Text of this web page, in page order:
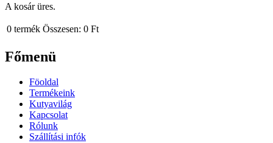
A kosár üres.
0 termék Összesen: 0 Ft
Főmenü
Föoldal
Termékeink
Kutyavilág
Kapcsolat
Rólunk
Szállítási infók